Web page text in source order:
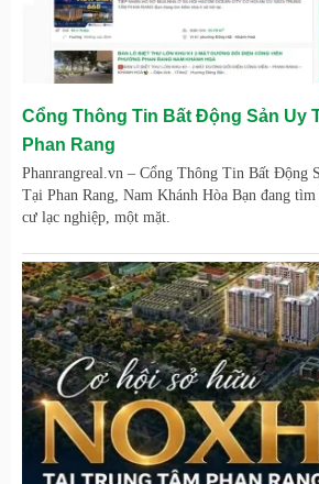
Cổng Thông Tin Bất Động Sản Uy
Phan Rang
Phanrangreal.vn – Cổng Thông Tin Bất Động
Tại Phan Rang, Nam Khánh Hòa Bạn đang
cư lạc nghiệp, một mặt.